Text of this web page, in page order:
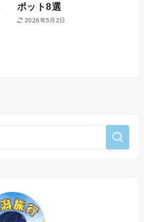
ポット8選
2026年5月2日